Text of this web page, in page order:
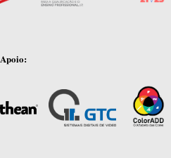
Apoio: